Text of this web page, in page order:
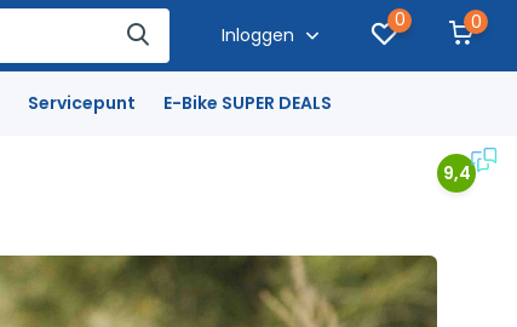
Inloggen
0 0
Servicepunt E-Bike SUPER DEALS
9,4